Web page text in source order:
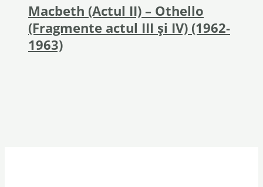
Macbeth (Actul II) – Othello
(Fragmente actul III și IV) (1962-
1963)